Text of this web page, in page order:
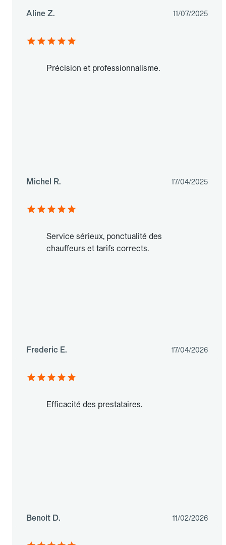
Aline Z. 11/07/2025
Précision et professionnalisme.
Michel R. 17/04/2025
Service sérieux, ponctualité des
chauffeurs et tarifs corrects.
Frederic E. 17/04/2026
Efficacité des prestataires.
Benoit D. 11/02/2026